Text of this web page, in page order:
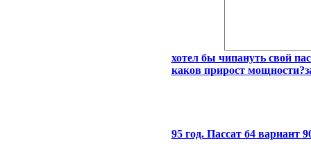
хотел бы чипануть свой
каков прирост
95 год. Пассат б4 вариант